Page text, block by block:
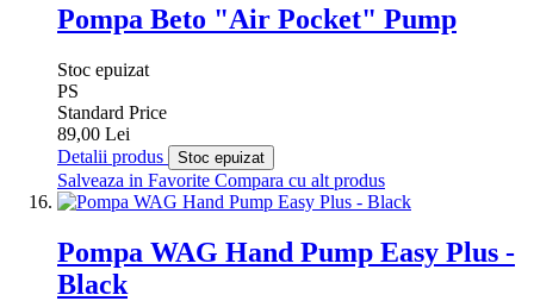
Pompa Beto "Air Pocket" Pump
Stoc epuizat
PS
Standard Price
89,00 Lei
Detalii produs
Stoc epuizat
Salveaza in Favorite Compara cu alt produs
Pompa WAG Hand Pump Easy Plus -
Black